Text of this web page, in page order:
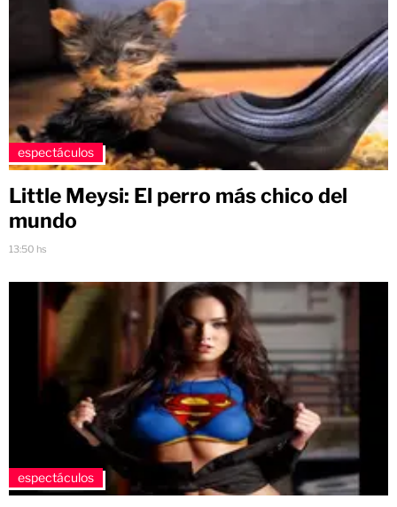
espectáculos
Little Meysi: El perro más chico del
mundo
13:50 hs
espectáculos